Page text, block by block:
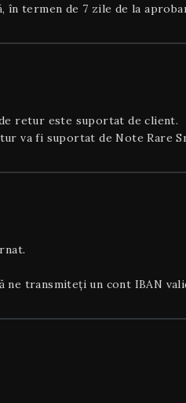
termen de 7 zile de la
retur este suportat de client.
va fi suportat de Note Rare
ne transmiteți un cont IBAN